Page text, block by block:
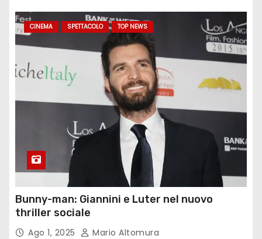
CINEMA SPETTACOLO TOP NEWS
Bunny-man: Giannini e Luter nel nuovo
thriller sociale
Ago 1, 2025 Mario Altomura